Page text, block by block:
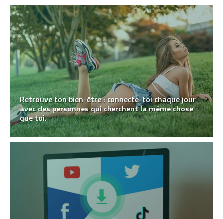
Retrouve ton bien-être : connecte-toi chaque jour
avec des personnes qui cherchent la même chose
que toi.